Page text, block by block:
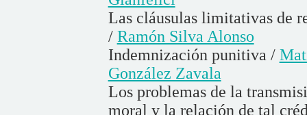
Las cláusulas limitativas de
/ Ramón Silva Alonso
Indemnización punitiva /
González Zavala
Los problemas de la
moral y la relación de tal